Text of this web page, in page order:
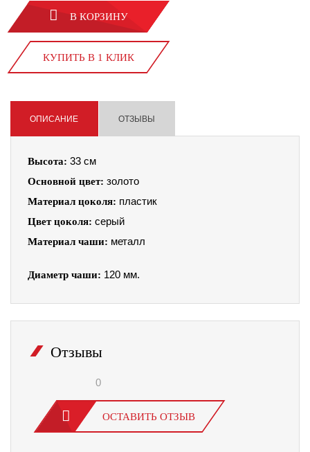
В КОРЗИНУ
КУПИТЬ В 1 КЛИК
ОПИСАНИЕ ОТЗЫВЫ
Высота:33 см
Основной цвет:золото
Материал цоколя: пластик
Цвет цоколя:серый
Материал чаши: металл
Диаметр чаши: 120 мм.
Отзывы
0
ОСТАВИТЬ ОТЗЫВ